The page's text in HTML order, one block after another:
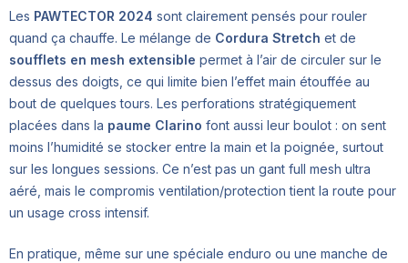
Les PAWTECTOR 2024 sont clairement pensés pour rouler
quand ça chauffe. Le mélange de Cordura Stretch et de
soufflets en mesh extensible permet à l’air de circuler sur le
dessus des doigts, ce qui limite bien l’effet main étouffée au
bout de quelques tours. Les perforations stratégiquement
placées dans la paume Clarino font aussi leur boulot : on sent
moins l’humidité se stocker entre la main et la poignée, surtout
sur les longues sessions. Ce n’est pas un gant full mesh ultra
aéré, mais le compromis ventilation/protection tient la route pour
un usage cross intensif.
En pratique, même sur une spéciale enduro ou une manche de